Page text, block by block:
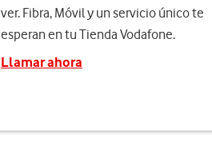
ver. Fibra, Móvil y un servicio único te
esperan en tu Tienda Vodafone.
Llamar ahora